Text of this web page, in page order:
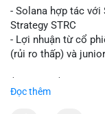
- Solana hợp tác
Strategy STRC
- Lợi nhuận từ cổ
(rủi ro thấp) và
Đọc thêm